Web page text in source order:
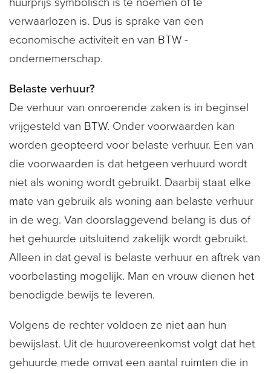
verwaarlozen is. Dus is sprake van een
economische activiteit en van BTW -
ondernemerschap.
Belaste verhuur?
De verhuur van onroerende zaken is in beginsel
vrijgesteld van BTW. Onder voorwaarden kan
worden geopteerd voor belaste verhuur. Een van
die voorwaarden is dat hetgeen verhuurd wordt
niet als woning wordt gebruikt. Daarbij staat elke
mate van gebruik als woning aan belaste verhuur
in de weg. Van doorslaggevend belang is dus of
het gehuurde uitsluitend zakelijk wordt gebruikt.
Alleen in dat geval is belaste verhuur en aftrek van
voorbelasting mogelijk. Man en vrouw dienen het
benodigde bewijs te leveren.
Volgens de rechter voldoen ze niet aan hun
bewijslast. Uit de huurovereenkomst volgt dat het
gehuurde mede omvat een aantal ruimten die in